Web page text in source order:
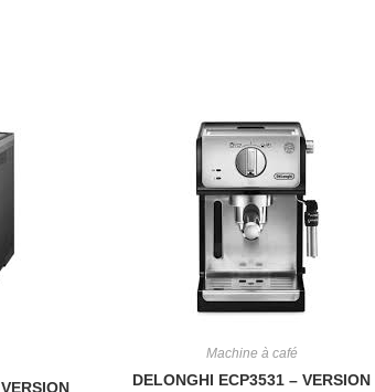
Machine à café
DELONGHI ECP3531 – VERSION